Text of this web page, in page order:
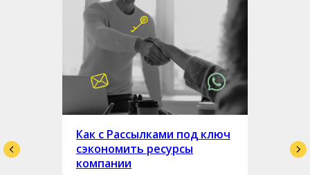
Как с Рассылками под ключ
сэкономить ресурсы
компании